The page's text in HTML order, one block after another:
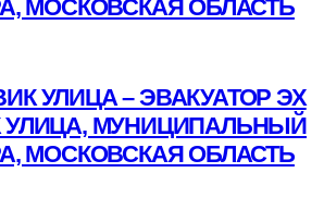
МОСКОВСКАЯ ОБЛАСТЬ
УЛИЦА – ЭВАКУАТОР ЭХ
МУНИЦИПАЛЬНЫЙ
МОСКОВСКАЯ ОБЛАСТЬ